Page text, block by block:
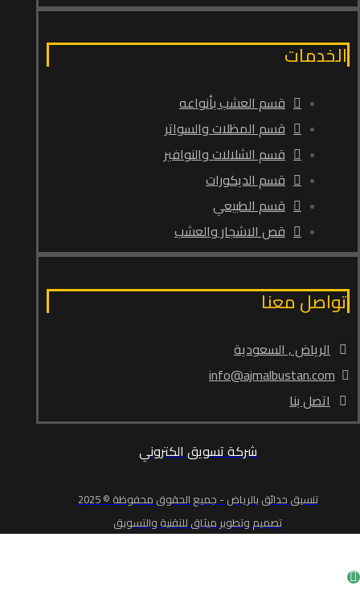
الخدمات
قسم العشب بأنواعه
قسم المظلات والسواتر
قسم الشلالات والنوافير
قسم الديكورات
قسم الطبيعي
قص الاشجار والعشب
تواصل معنا
الرياض , السعودية
info@ajmalbustan.com
اتصل بنا
شركة تسويق الكتروني
تنسيق حدائق بالرياض - جميع الحقوق محفوظة © 2025
تصميم وتطوير ميثاق للتقنية والتسويق